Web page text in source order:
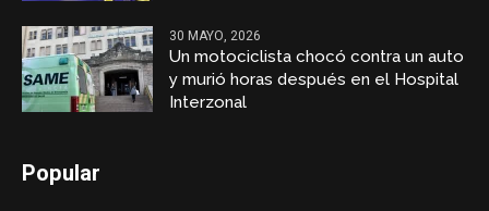
30 MAYO, 2026
Un motociclista chocó contra un auto
y murió horas después en el Hospital
Interzonal
Popular